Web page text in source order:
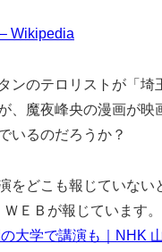
Wikipedia
ンのテロリストが「埼
、魔夜峰央の漫画が映
いるのだろうか？
どこも報じていない
ＥＢが報じています。
大学で講演も｜NHK